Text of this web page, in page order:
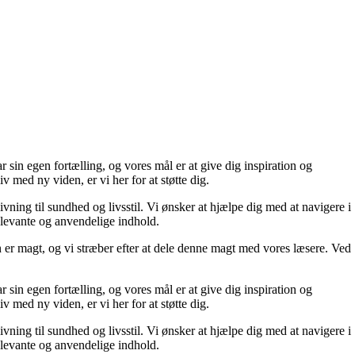
sin egen fortælling, og vores mål er at give dig inspiration og
med ny viden, er vi her for at støtte dig.
til sundhed og livsstil. Vi ønsker at hjælpe dig med at navigere i
og anvendelige indhold.
magt, og vi stræber efter at dele denne magt med vores læsere. Ved
sin egen fortælling, og vores mål er at give dig inspiration og
med ny viden, er vi her for at støtte dig.
til sundhed og livsstil. Vi ønsker at hjælpe dig med at navigere i
og anvendelige indhold.